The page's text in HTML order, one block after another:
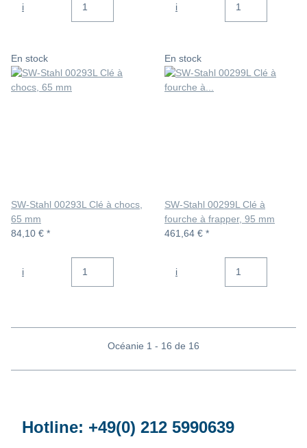
i i
En stock
SW-Stahl 00293L Clé à chocs,
65 mm
84,10 € *
i
En stock
SW-Stahl 00299L Clé à
fourche à frapper, 95 mm
461,64 € *
i
Océanie 1 - 16 de 16
Hotline: +49(0) 212 5990639